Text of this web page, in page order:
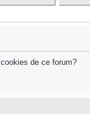
de ce forum?